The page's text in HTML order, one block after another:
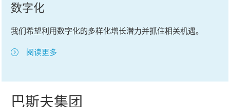
数字化
我们希望利用数字化的多样化增长潜力并抓住相关机遇。
阅读更多
巴斯夫集团